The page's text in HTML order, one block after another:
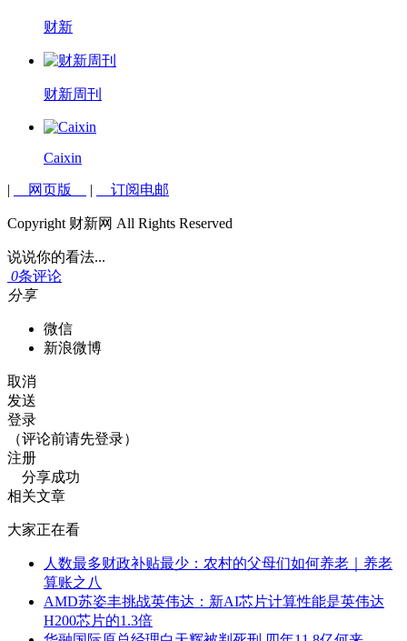
财新
财新周刊
Caixin
| 网页版 | 订阅电邮
Copyright 财新网 All Rights Reserved
说说你的看法...
0条评论
分享
微信
新浪微博
取消
发送
登录
（评论前请先登录）
注册
分享成功
相关文章
大家正在看
人数最多财政补贴最少：农村的父母们如何养老｜养老
算账之八
AMD苏姿丰挑战英伟达：新AI芯片计算性能是英伟达
H200芯片的1.3倍